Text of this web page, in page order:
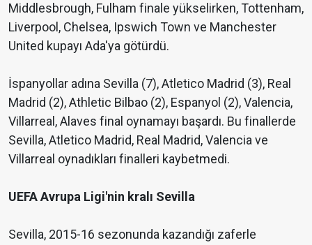
Middlesbrough, Fulham finale yükselirken, Tottenham,
Liverpool, Chelsea, Ipswich Town ve Manchester
United kupayı Ada'ya götürdü.
İspanyollar adına Sevilla (7), Atletico Madrid (3), Real
Madrid (2), Athletic Bilbao (2), Espanyol (2), Valencia,
Villarreal, Alaves final oynamayı başardı. Bu finallerde
Sevilla, Atletico Madrid, Real Madrid, Valencia ve
Villarreal oynadıkları finalleri kaybetmedi.
UEFA Avrupa Ligi'nin kralı Sevilla
Sevilla, 2015-16 sezonunda kazandığı zaferle